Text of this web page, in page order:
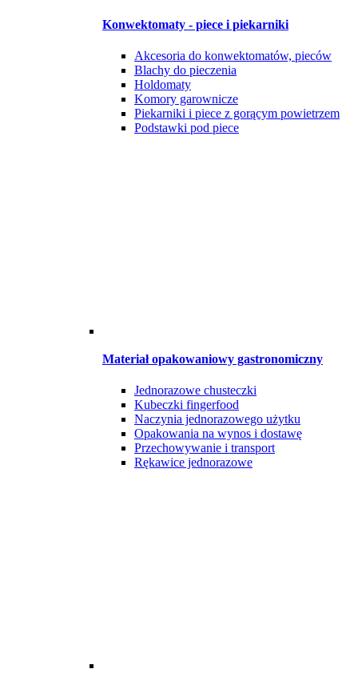
Konwektomaty - piece i piekarniki
Akcesoria do konwektomatów, pieców
Blachy do pieczenia
Holdomaty
Komory garownicze
Piekarniki i piece z gorącym powietrzem
Podstawki pod piece
Materiał opakowaniowy gastronomiczny
Jednorazowe chusteczki
Kubeczki fingerfood
Naczynia jednorazowego użytku
Opakowania na wynos i dostawę
Przechowywanie i transport
Rękawice jednorazowe